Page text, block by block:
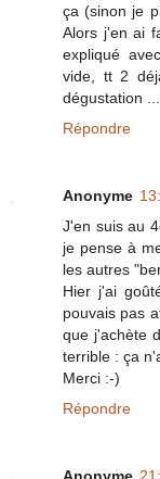
ça (sinon je
Alors j'en ai
expliqué
vide, tt 2
dégustation ...
Répondre
Anonyme
J'en suis au
je pense à
les autres
Hier j'ai
pouvais pas
que j'achète
terrible : ça
Merci :-)
Répondre